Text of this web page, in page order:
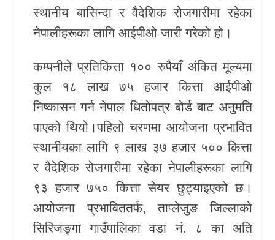
प्रविधि
स्वास्थ्य
खेलकुद
Unicode
स्थानीय बासिन्दा र वैदेशिक रोजगारीमा रहेका
नेपालीहरूका लागि आईपीओ जारी गरेको हो।
कम्पनीले प्रतिकित्ता १०० रुपैयाँ अंकित मूल्यमा
कुल १८ लाख ७५ हजार कित्ता आईपीओ
निष्कासन गर्ननेपाल धितोपत्र बोर्डबाट अनुमति
पाएको थियो।पहिलो चरणमा आयोजना प्रभावित
स्थानीयका लागि ९ लाख ३७ हजार ५०० कित्ता
र वैदेशिक रोजगारीमा रहेका नेपालीहरूका लागि
९३ हजार ७५० कित्ता सेयर छुट्याइएको छ।
आयोजना प्रभाविततर्फ, ताप्लेजुङ जिल्लाको
सिरिजङ्गा गाउँपालिका वडा नं. ८ का अति